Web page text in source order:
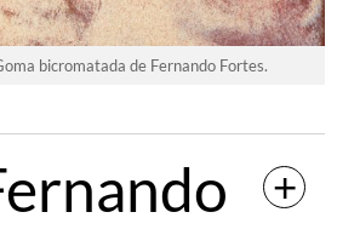
bicromatada de Fernando Fortes.